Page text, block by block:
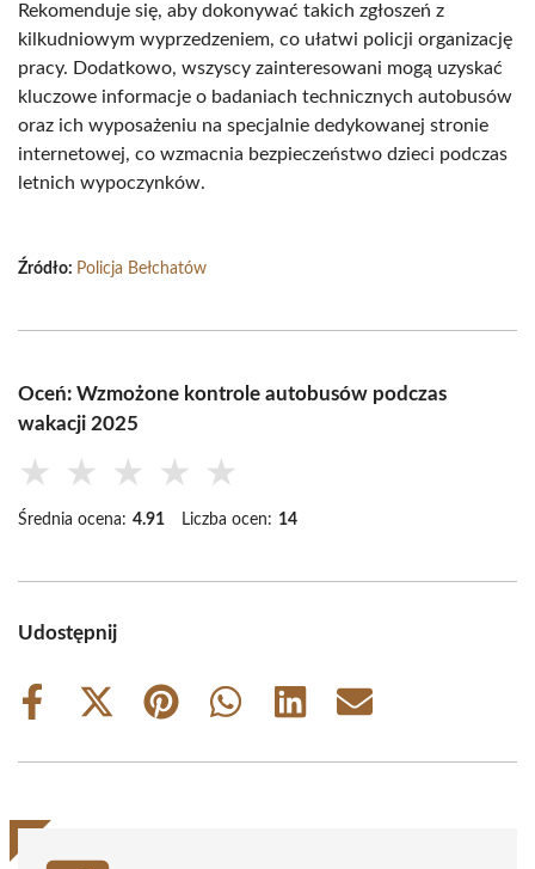
Rekomenduje się, aby dokonywać takich zgłoszeń z
kilkudniowym wyprzedzeniem, co ułatwi policji organizację
pracy. Dodatkowo, wszyscy zainteresowani mogą uzyskać
kluczowe informacje o badaniach technicznych autobusów
oraz ich wyposażeniu na specjalnie dedykowanej stronie
internetowej, co wzmacnia bezpieczeństwo dzieci podczas
letnich wypoczynków.
Źródło: Policja Bełchatów
Oceń: Wzmożone kontrole autobusów podczas
wakacji 2025
★ ★ ★ ★ ★
Średnia ocena: 4.91 Liczba ocen: 14
Udostępnij
Share
Share
(Twitter)
Share
Share
Share
Share